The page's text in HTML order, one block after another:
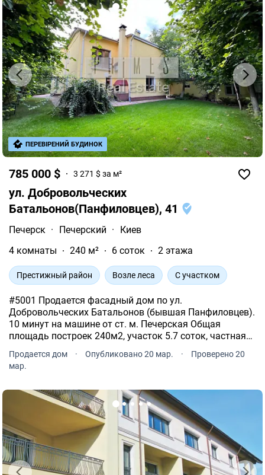
785 000 $ 3 271 $ за м²
ул. Добровольческих
Батальонов(Панфиловцев), 41
Печерск · Печерский ·
Киев
4 комнаты
240 м² 6 соток 2 этажа
Престижный район Возле леса С участком
#5001 Продается фасадный дом по ул.
Добровольческих Батальонов (бывшая Панфиловцев).
10 минут на машине от ст. м. Печерская Общая
площадь построек 240м2, участок 5.7 соток, частная
собственность. В доме.
Продается дом · Опубликовано 20 мар. ·
Проверено 20
мар.
ПЕРЕВІРЕНИЙ БУДИНОК